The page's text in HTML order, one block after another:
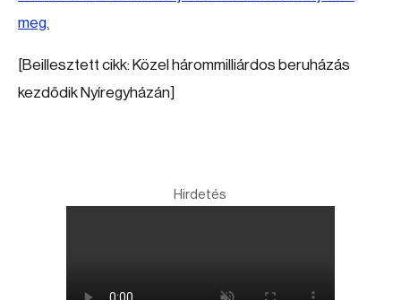
meg.
[Beillesztett cikk: Közel hárommilliárdos beruházás
kezdődik Nyíregyházán]
Hirdetés